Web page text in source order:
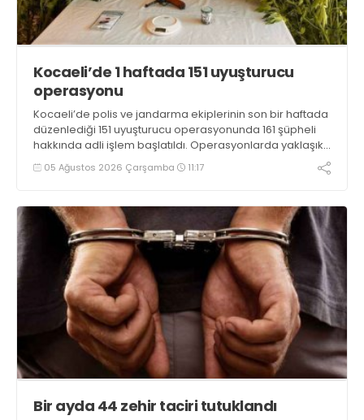
Kocaeli’de 1 haftada 151 uyuşturucu
operasyonu
Kocaeli’de polis ve jandarma ekiplerinin son bir haftada
düzenlediği 151 uyuşturucu operasyonunda 161 şüpheli
hakkında adli işlem başlatıldı. Operasyonlarda yaklaşık
2 kilogram uyuşturucu madde ile 121 kök kenevir bitkisi
ele geçirilirken, 9 şüpheli tutuklandı
05 Ağustos 2026 Çarşamba 11:17
Bir ayda 44 zehir taciri tutuklandı